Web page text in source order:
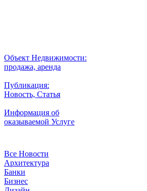
Объект Недвижимости:
продажа, аренда
Публикация:
Новость, Статья
Информация об
оказываемой Услуге
Все Новости
Архитектура
Банки
Бизнес